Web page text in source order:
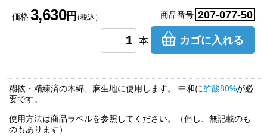
価格3,630円（税込） 商品番号 207-077-50
本 カゴに入れる
糊抜・精練済の木綿、麻生地に使用します。 中和に酢酸80%が必
要です。
使用方法は商品ラベルを参照してください。（但し、無記載のも
のもあります）